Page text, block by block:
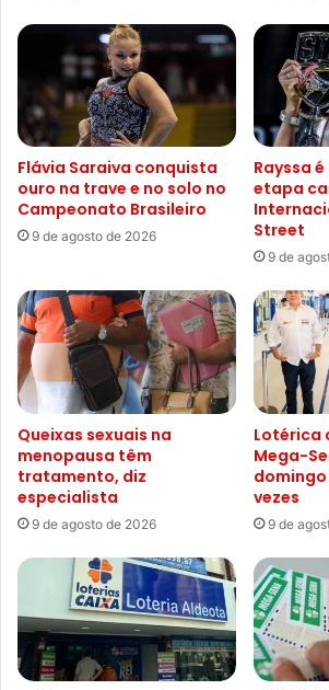
Flávia Saraiva conquista
ouro na trave e no solo no
Campeonato Brasileiro
9 de agosto de 2026
Rayssa
etapa
Street
9 de
Queixas sexuais na
menopausa têm
tratamento, diz
especialista
9 de agosto de 2026
Lotérica
Mega-
vezes
9 de